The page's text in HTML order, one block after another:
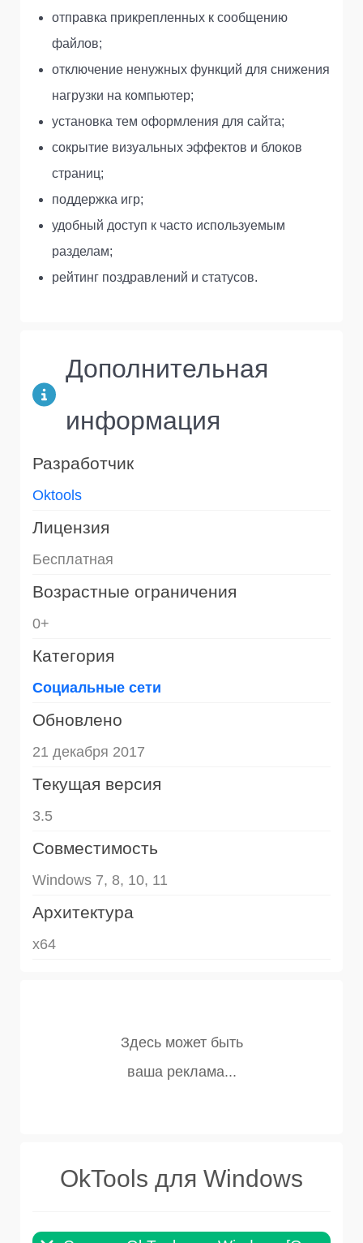
отправка прикрепленных к сообщению
файлов;
отключение ненужных функций для снижения
нагрузки на компьютер;
установка тем оформления для сайта;
сокрытие визуальных эффектов и блоков
страниц;
поддержка игр;
удобный доступ к часто используемым
разделам;
рейтинг поздравлений и статусов.
Дополнительная
информация
Разработчик
Oktools
Лицензия
Бесплатная
Возрастные ограничения
0+
Категория
Социальные сети
Обновлено
21 декабря 2017
Текущая версия
3.5
Совместимость
Windows 7, 8, 10, 11
Архитектура
x64
OkTools для Windows